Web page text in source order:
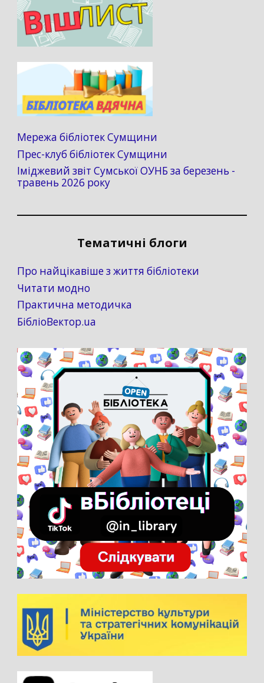
Мережа бібліотек Сумщини
Прес-клуб бібліотек Сумщини
Іміджевий звіт Сумської ОУНБ за березень -
травень 2026 року
Тематичні блоги
Про найцікавіше з життя бібліотеки
Читати модно
Практична методичка
БібліоВектор.ua